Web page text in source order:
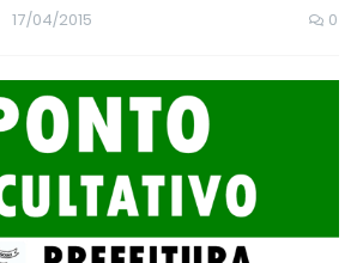
17/04/2015 0